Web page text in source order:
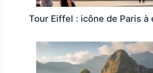
Tour Eiffel : icône de Paris à